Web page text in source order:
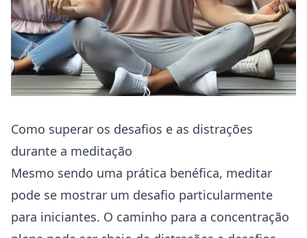
Como superar os desafios e as distrações
durante a meditação
Mesmo sendo uma prática benéfica, meditar
pode se mostrar um desafio particularmente
para iniciantes. O caminho para a concentração